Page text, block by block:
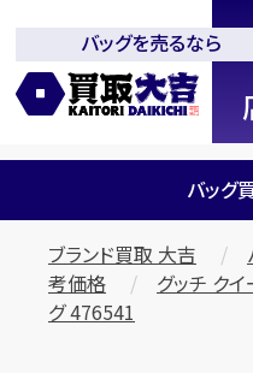
全国2000店舗以上展開中！
吉」
バッグを売るなら
バッグ
ブランド買取 大吉
考価格
グッチ ク
グ 476541